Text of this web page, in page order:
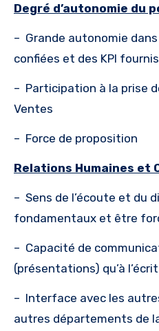
Degré d’autonomie du
– Grande autonomie
confiées et des KPI fournis
– Participation à la prise
Ventes
– Force de proposition
Relations Humaines et
– Sens de l’écoute et du
fondamentaux et être
– Capacité de
(présentations) qu’à l’écrit
– Interface avec les
autres départements de